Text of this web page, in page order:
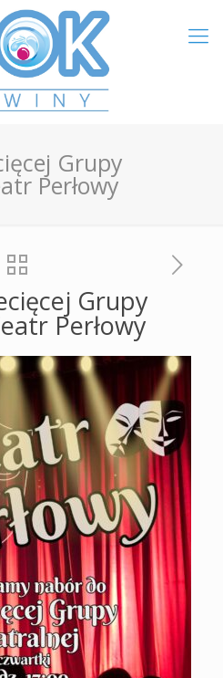
Grupy
Perłowy
Grupy
Perłowy